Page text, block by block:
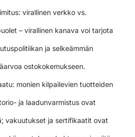
virallinen verkko vs.
– virallinen kanava voi tarjota
ja selkeämmän
ostokokemukseen.
monien kilpailevien tuotteiden
ja laadunvarmistus ovat
vakuutukset ja sertifikaatit ovat